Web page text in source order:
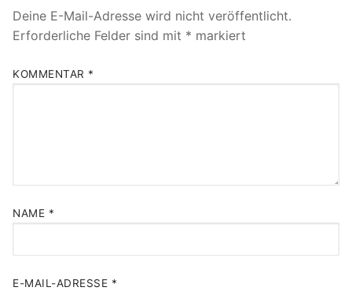
Deine E-Mail-Adresse wird nicht veröffentlicht.
Erforderliche Felder sind mit * markiert
KOMMENTAR *
NAME *
E-MAIL-ADRESSE *